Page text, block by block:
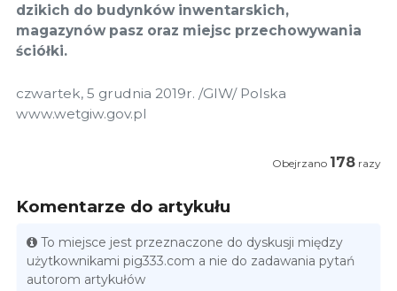
dzikich do budynków inwentarskich,
magazynów pasz oraz miejsc przechowywania
ściółki.
czwartek, 5 grudnia 2019r. /GIW/ Polska
www.wetgiw.gov.pl
Obejrzano 178 razy
Komentarze do artykułu
To miejsce jest przeznaczone do dyskusji między
użytkownikami pig333.com a nie do zadawania pytań
autorom artykułów